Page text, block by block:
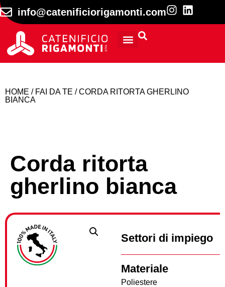
info@catenificiorigamonti.com
HOME / FAI DA TE / CORDA RITORTA GHERLINO
BIANCA
Corda ritorta
gherlino bianca
Settori di impiego
Materiale
Poliestere